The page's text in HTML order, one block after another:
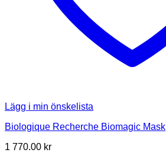
Lägg i min önskelista
Biologique Recherche Biomagic Mask
1 770.00 kr